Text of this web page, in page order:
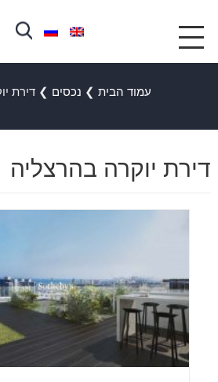
עמוד הבית ❯ נכסים ❯ דירת
דירת יוקרה בהרצליה